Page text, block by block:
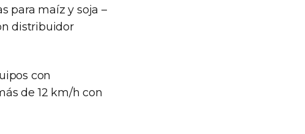
para maíz y soja –
distribuidor
con
de 12 km/h con